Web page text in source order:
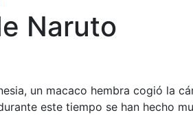
Naruto
un macaco hembra cogió la
este tiempo se han hecho